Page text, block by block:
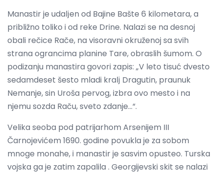
Manastir je udalјen od Bajine Bašte 6 kilometara, a
približno toliko i od reke Drine. Nalazi se na desnoj
obali rečice Rače, na visoravni okruženoj sa svih
strana ograncima planine Tare, obraslih šumom. O
podizanju manastira govori zapis: „V leto tisuć dvesto
sedamdeset šesto mladi kralј Dragutin, praunuk
Nemanje, sin Uroša pervog, izbra ovo mesto i na
njemu sozda Raču, sveto zdanje…“.
Velika seoba pod patrijarhom Arsenijem III
Čarnojevićem 1690. godine povukla je za sobom
mnoge monahe, i manastir je sasvim opusteo. Turska
vojska ga je zatim zapalila . Georgijevski skit se nalazi